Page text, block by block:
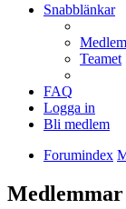
Snabblänkar
Teamet
FAQ
Logga in
Bli medlem
Forumindex
Medlemmar